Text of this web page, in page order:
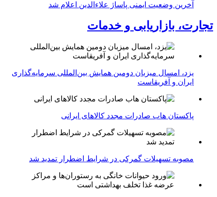
آخرین وضعیت ایمنی پاساژ علاءالدین اعلام شد
تجارت، بازاریابی و خدمات
یزد، امسال میزبان دومین همایش بین‌المللی سرمایه‌گذاری
ایران و آفریقاست
پاکستان هاب صادرات مجدد کالاهای ایرانی
مصوبه تسهیلات گمرکی در شرایط اضطرار تمدید شد